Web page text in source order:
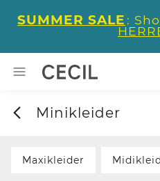
SUMMER SALE :
Minikleider
Maxikleider